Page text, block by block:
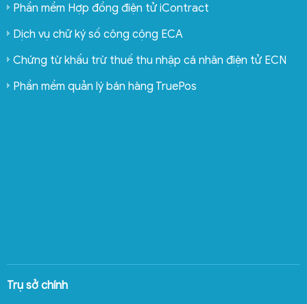
Phần mềm Hợp đồng điện tử iContract
Dịch vụ chữ ký số công cộng ECA
Chứng từ khấu trừ thuế thu nhập cá nhân điện tử ECN
Phần mềm quản lý bán hàng TruePos
Trụ sở chính